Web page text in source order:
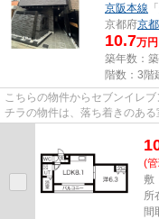
京阪本線 「
京都府京
10.7万円
築年数：
階数：3階
こちらの物件からセブンイレ
チラの物件は、落ち着きのあ
(
敷
所
間